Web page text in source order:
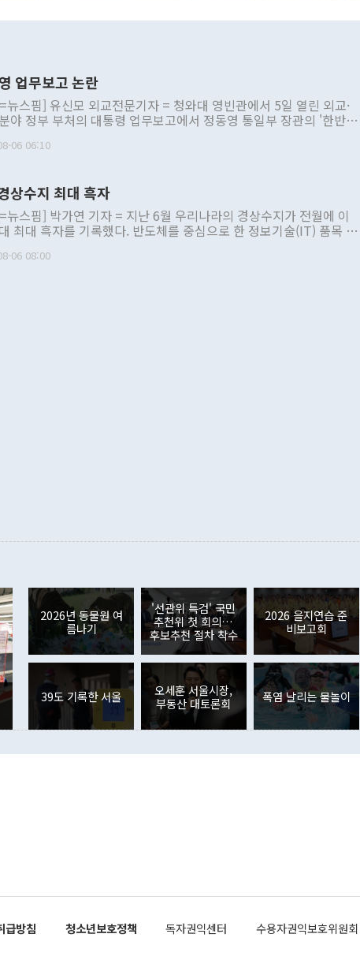
업무보고 논란
뉴스핌] 유신모 외교전문기자 = 청와대 영빈관에서 5일 열린 외교·
야 정부 부처의 대통령 업무보고에서 정동영 통일부 장관의 '한반도
에는 정부 내 조율을 거치지 않은 사안을 정책으로 추진하겠다고 공
희망에 근거한 비현실적 구상'이라는 비판을 내놨다. 그동안 정 장
북 정책 관련 발언이 물의를 빚은 적은 여러 번 있지만 대통령과 유
장관이 공개적으로 부정적 입장을 표명한 것은 이례적이다. 정 장
리한 대북 접근법과 월권을 제어해야 한다는 목소리도 높아지고 있
다고도 했다. 또 "현 시점에서 흘러간 선(先)비핵화만 되뇌는 것은
자 대화의 동력을 확보하기 위해 최선을 다할 것"이라고 말했다. 하
선의대로 하는 게 과연 한반도의 평화와 안정에 플러스냐, 결론적
무보고 사후 브리핑에서 정 장관이 언급한 '4자 회담'에 대해 "이상
러시아 블라디보스토크에서 열리는 '동방경제포럼(EEF)'을 언급하
차원에서 (참석을) 검토하고 있다"고 발언한 데 대해서도 조 장관
것은 외교부의 몫"이라며 "아직 거기까지 진도가 나가지 않았다"고
. 정 장관이 이날 소개한 대북 구상과 설명은 정부 내 조율을 거치지
는 점에서 문제가 있다. 특히 주적 표현 대체와 국호 사용, 9·19 군
복원, 4자회담 추진 등은 통일부 장관이 결정할 사안이 아니어서 월
는 지적이 나오고 있다. 이 대통령은 정 장관의 업무보고를 듣고 난
업무보고에 발표했다고 승인난 건 아니다"라고 재차 확인했다. 정
소식통은 "정 장관의 발언 내용은 대부분 국가안전보장회의(NSC)
쳐 결정된 사안이 아닌 정 장관의 개인적 생각에 가깝다"며 "안보 관
장관이 정부의 공식 정책이 아닌 사안을 추진하겠다고 업무보고를
통령의 면전에서 '국군통수권자가 나서야 한다'고 주장한 것은 심각
국은 북한에 선비핵화를 공식적으로 요구한 적이 없기 때문이다. 지
방식으로 이뤄졌다. 1994년 북·미 제네바 기본합의는 핵시설 동결
06 06:10
상수지 최대 흑자
뉴스핌] 박가연 기자 = 지난 6월 우리나라의 경상수지가 전월에 이
최대 흑자를 기록했다. 반도체를 중심으로 한 정보기술(IT) 품목 수
표한 '2026년 6월 국제수지(잠정)'에 따르
기준 처음으로 1000억달러를 넘어섰다. 상품수입은 644억8000만
급증했고 컴퓨터·주변기기(SSD)는 282.7% 증가했다. IT 품목
160.4% 늘었으며 비IT 품목도 ▲석유제품(47.5%) ▲화공품
지만 지식재산권사용료수지는 전월 흑자에서 4억4000만달러 적자
됐다. 본원소득수지는 배당소득을 중심으로 32억7000만달러 흑자
수입이 늘어난 데다 전월 분기배당에 따른 기저효과로 배당지급이
해 3월(369억9000만달러)을 넘어선 것이다. 직접투자에서는 내국
외투자가 80억1000만달러, 외국인의 국내투자가 46억3000만달러
가했다. 증권투자에서는 외국인의 국내 주식 매도세가 이어졌다. 외
국내 주식 투자는 차익실현 매도 등의 영향으로 316억1000만달러
며 전월(-310억5000만달러)에 이어 역대 최대 순매도 기록을 다시
다. 외국인의 국내 채권투자는 세계국채지수(WGBI) 자금 유입에도
만기도래 영향으로 증가 폭이 줄어든 52억9000만달러를 기록했
인의 해외 증권투자는 주식을 중심으로 35억6000만달러 증가했
06 08:00
2026년 동물원 여
름나기
'선관위 특검' 국민
추천위 첫 회의…
후보추천 절차 착수
2026 을지연습 준
비보고회
39도 기록한 서울
오세훈 서울시장,
부동산 대토론회
폭염 날리는 물놀이
급방침 청소년보호정책 독자권익센터 수용자권익보호위원회